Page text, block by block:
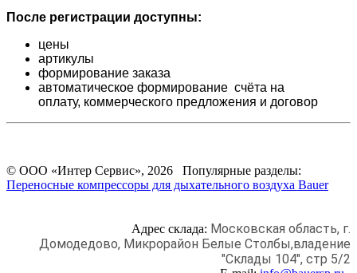
После регистрации доступны:
цены
артикулы
формирование заказа
автоматическое формирование счёта на
оплату, коммерческого предложения и договор
© ООО «Интер Сервис», 2026 Популярные разделы:
Переносные компрессоры для дыхательного воздуха Bauer
Адрес склада: Московская область, г.
Домодедово, Микрорайон Белые Столбы,владение
"Склады 104", стр 5/2